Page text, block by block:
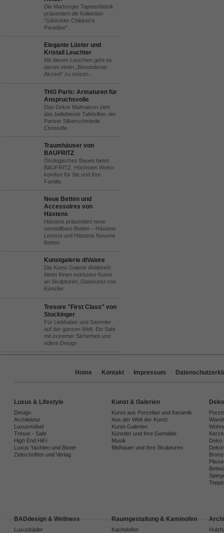
Die Marburger Tapetenfabrik
präsentiert die Kollektion
"Glööckler Children’s
Paradise".
Elegante Lüster und
Kristall Leuchter
Mit diesen Leuchten geht es
darum einen „Besonderen
Akzent“ zu setzen...
THG Paris: Armaturen für
Anspruchsvolle
Das Dekor Malmaison ziert
das beliebteste Tafelsilber der
Pariser Silberschmiede
Christofle.
Traumhäuser von
BAUFRITZ
Ökologisches Bauen bietet
BAUFRITZ. Höchsten Wohn-
komfort für Sie und Ihre
Familie.
Neue Betten und
Accessoires von
Hästens
Hästens präsentiert neue
verstellbare Betten – Hästens
Lenoria und Hästens Novoria
Betten
Kunstgalerie diValore
Die Kunst Galerie diValore®
bietet Ihnen exklusive Kunst
an Skulpturen, Glaskunst von
Künstler
Tresore "First Class" von
Stockinger
Für Liebhaber und Sammler
auf der ganzen Welt. Ein Safe
mit extremer Sicherheit und
edlem Design
Home · Kontakt · Impressum ·
Luxus & Lifestyle
Design
Architektur
Luxusmöbel
Tresor - Safe
High End HiFi
Luxus Yachten und Boote
Zeitschriften und Verlag
Kunst & Galerien
Kunst aus Porzellan und Keramik
Aus der Welt der Kunst
Kunst Galerien
Künstler und Ihre Gemälde
Musik
Bildhauer und Ihre Skulpturen
Deko
BADdesign & Wellness
Luxusbäder
Raumgestaltung & Kaminofen
Kachelofen